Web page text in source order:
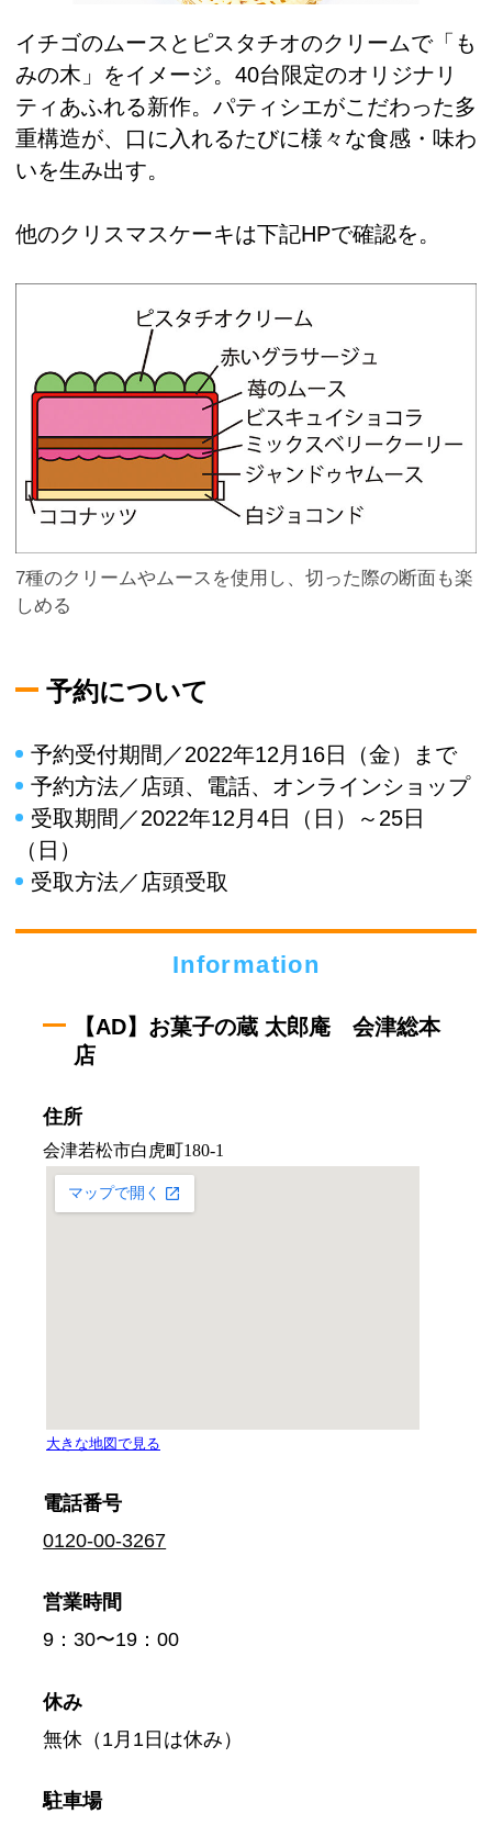
イチゴのムースとピスタチオのクリームで「も
みの木」をイメージ。40台限定のオリジナリ
ティあふれる新作。パティシエがこだわった多
重構造が、口に入れるたびに様々な食感・味わ
いを生み出す。
他のクリスマスケーキは下記HPで確認を。
7種のクリームやムースを使用し、切った際の断面も楽
しめる
予約について
予約受付期間／2022年12月16日（金）まで
予約方法／店頭、電話、オンラインショップ
受取期間／2022年12月4日（日）～25日
（日）
受取方法／店頭受取
Information
【AD】お菓子の蔵 太郎庵 会津総本
店
住所
電話番号
0120-00-3267
営業時間
9：30〜19：00
休み
無休（1月1日は休み）
駐車場